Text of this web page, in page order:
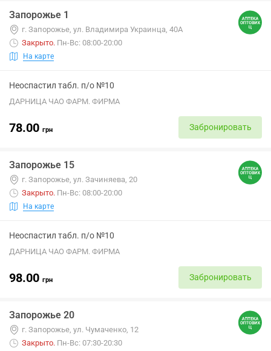
Запорожье 1
г. Запорожье, ул. Владимира Украинца, 40А
Закрыто. Пн-Вс: 08:00-20:00
На карте
Неоспастил табл. п/о №10
ДАРНИЦА ЧАО ФАРМ. ФИРМА
78.00 грн Забронировать
Запорожье 15
г. Запорожье, ул. Зачиняева, 20
Закрыто. Пн-Вс: 08:00-20:00
На карте
Неоспастил табл. п/о №10
ДАРНИЦА ЧАО ФАРМ. ФИРМА
98.00 грн Забронировать
Запорожье 20
г. Запорожье, ул. Чумаченко, 12
Закрыто. Пн-Вс: 07:30-20:30